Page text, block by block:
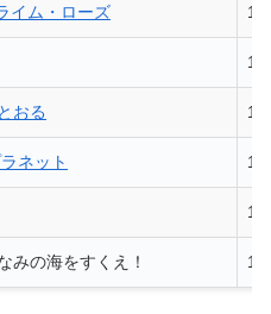
イム・ローズ
おる
ネット
みの海をすくえ！